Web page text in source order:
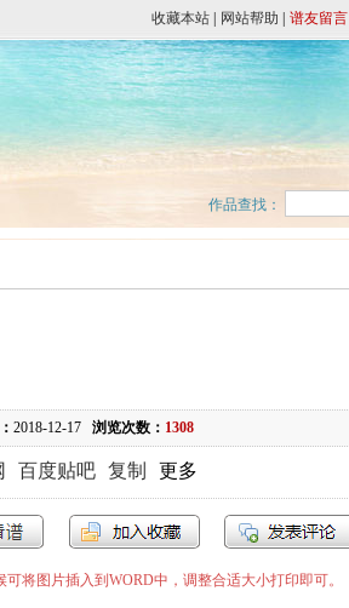
收藏本站 网站帮助 谱友留言
作品查找：
2018-12-17 浏览次数： 1308
百度贴吧 复制 更多
将图片插入到WORD中，调整合适大小打印即可。